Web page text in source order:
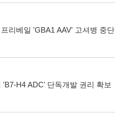
프리베일 'GBA1 AAV' 고셔병 중단
'B7-H4 ADC' 단독개발 권리 확보